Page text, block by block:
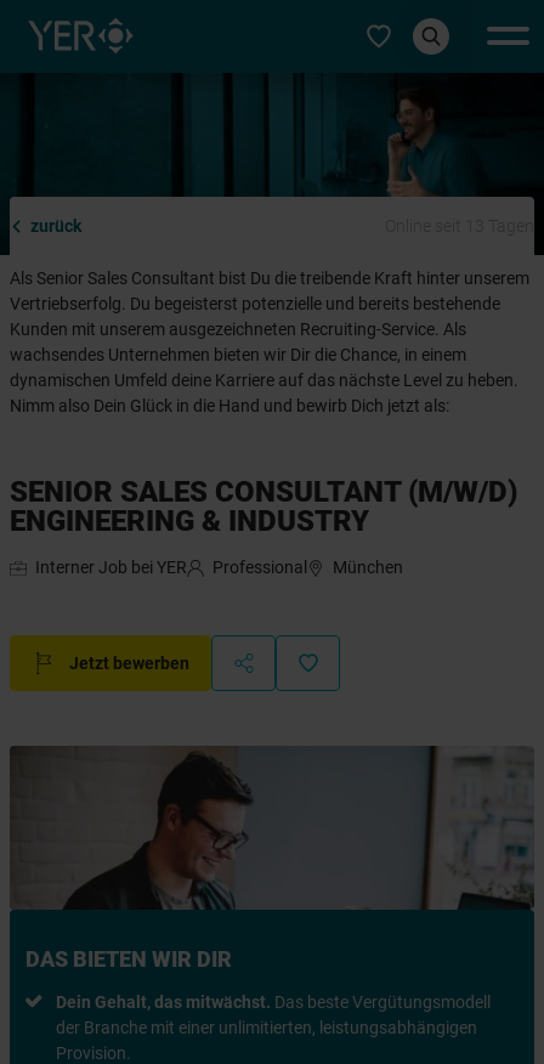
Typ auswählen
zurück
Als Senior Sales Consultant bist Du die treibende Kraft hinter unserem
Vertriebserfolg. Du begeisterst potenzielle und bereits bestehende
Kunden mit unserem ausgezeichneten Recruiting-Service. Als
wachsendes Unternehmen bieten wir Dir die Chance, in einem
dynamischen Umfeld deine Karriere auf das nächste Level zu heben.
Nimm also Dein Glück in die Hand und bewirb Dich jetzt als:
SENIOR SALES CONSULTANT (M/W/D)
ENGINEERING & INDUSTRY
Interner Job bei YER Professional München
Jetzt bewerben
DAS BIETEN WIR DIR
Dein Gehalt, das mitwächst. Das beste Vergütungsmodell
der Branche mit einer unlimitierten, leistungsabhängigen
Provision.